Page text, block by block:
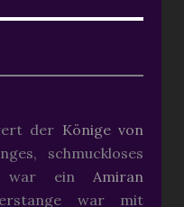
der Könige von
schmuckloses
war ein Amiran
war mit